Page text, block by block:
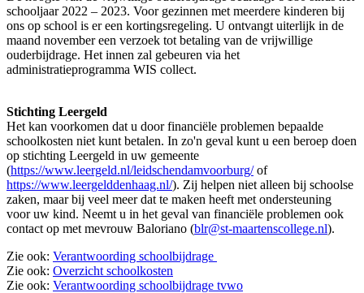
schooljaar 2022 – 2023. Voor gezinnen met meerdere kinderen bij
ons op school is er een kortingsregeling. U ontvangt uiterlijk in de
maand november een verzoek tot betaling van de vrijwillige
ouderbijdrage. Het innen zal gebeuren via het
administratieprogramma WIS collect.
Stichting Leergeld
Het kan voorkomen dat u door financiële problemen bepaalde
schoolkosten niet kunt betalen. In zo'n geval kunt u een beroep doen
op stichting Leergeld in uw gemeente
(https://www.leergeld.nl/leidschendamvoorburg/of
https://www.leergelddenhaag.nl/). Zij helpen niet alleen bij schoolse
zaken, maar bij veel meer dat te maken heeft met ondersteuning
voor uw kind. Neemt u in het geval van financiële problemen ook
contact op met mevrouw Baloriano (blr@st-maartenscollege.nl).
Zie ook: Verantwoording schoolbijdrage
Zie ook: Overzicht schoolkosten
Zie ook: Verantwoording schoolbijdrage tvwo